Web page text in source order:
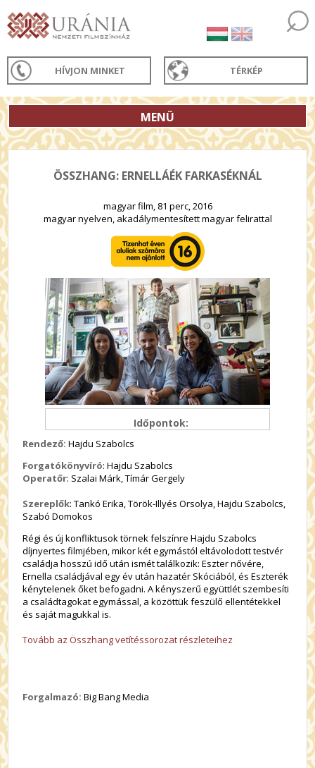
HÍVJON MINKET TÉRKÉP
MENÜ
ÖSSZHANG: ERNELLÁÉK FARKASÉKNÁL
magyar film, 81 perc, 2016
magyar nyelven, akadálymentesített magyar felirattal
Időpontok:
Rendező: Hajdu Szabolcs
Forgatókönyvíró: Hajdu Szabolcs
Operatőr: Szalai Márk, Tímár Gergely
Szereplők: Tankó Erika, Török-Illyés Orsolya, Hajdu Szabolcs,
Szabó Domokos
Régi és új konfliktusok törnek felszínre Hajdu Szabolcs
díjnyertes filmjében, mikor két egymástól eltávolodott testvér
családja hosszú idő után ismét találkozik: Eszter nővére,
Ernella családjával egy év után hazatér Skóciából, és Eszterék
kénytelenek őket befogadni. A kényszerű együttlét szembesíti
a családtagokat egymással, a közöttük feszülő ellentétekkel
és saját magukkal is.
Tovább az Összhang vetítéssorozat részleteihez
Forgalmazó: Big Bang Media